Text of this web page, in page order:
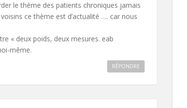
le thème des patients chroniques jamais
ce thème est d’actualité …. car nous
« deux poids, deux mesures. eab
même.
RÉPONDRE